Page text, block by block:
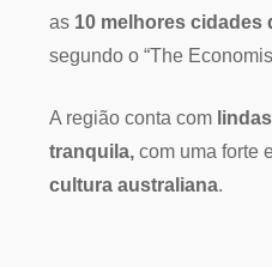
as 10 melhores cidades
segundo o “The
A região conta com
tranquila,com uma forte
cultura australiana.